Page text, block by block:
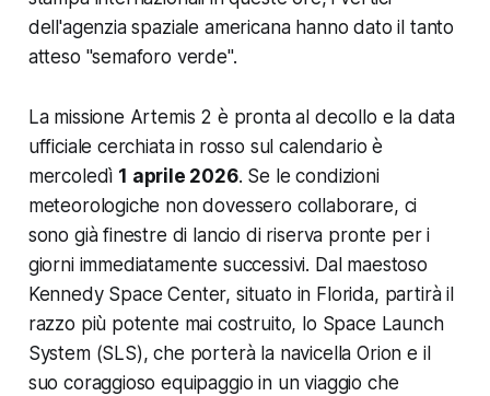
dell'agenzia spaziale americana hanno dato il tanto
atteso "semaforo verde".
La missione Artemis 2 è pronta al decollo e la data
ufficiale cerchiata in rosso sul calendario è
mercoledì 1 aprile 2026. Se le condizioni
meteorologiche non dovessero collaborare, ci
sono già finestre di lancio di riserva pronte per i
giorni immediatamente successivi. Dal maestoso
Kennedy Space Center, situato in Florida, partirà il
razzo più potente mai costruito, lo Space Launch
System (SLS), che porterà la navicella Orion e il
suo coraggioso equipaggio in un viaggio che